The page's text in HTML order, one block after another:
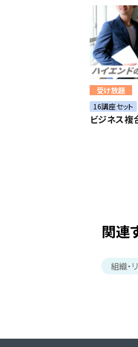
受け放題
16講座セット
ビジネス複
関連
組織・